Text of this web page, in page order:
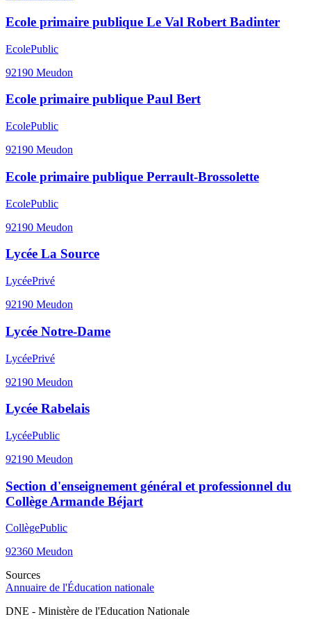
Ecole primaire publique Le Val Robert Badinter
EcolePublic
92190 Meudon
Ecole primaire publique Paul Bert
EcolePublic
92190 Meudon
Ecole primaire publique Perrault-Brossolette
EcolePublic
92190 Meudon
Lycée La Source
LycéePrivé
92190 Meudon
Lycée Notre-Dame
LycéePrivé
92190 Meudon
Lycée Rabelais
LycéePublic
92190 Meudon
Section d'enseignement général et professionnel du
Collège Armande Béjart
CollègePublic
92360 Meudon
Sources
Annuaire de l'Éducation nationale
DNE - Ministère de l'Education Nationale